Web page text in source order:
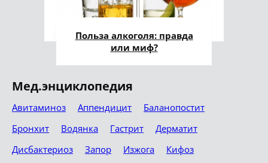
Польза алкоголя: правда
или миф?
Мед.энциклопедия
Авитаминоз Аппендицит
Баланопостит
Бронхит
Водянка Гастрит
Дерматит
Дисбактериоз
Запор Изжога
Кифоз